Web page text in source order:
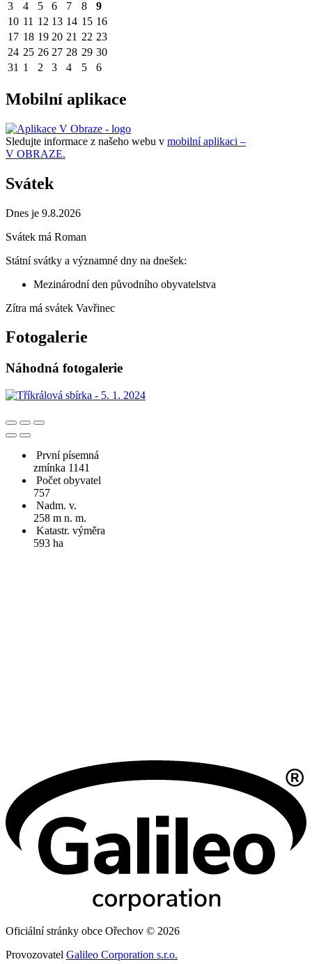
3
4 5 6 7 8
9
10 11 12 13 14 15 16
17 18 19 20 21 22 23
24 25 26 27 28 29 30
31 1 2 3 4 5 6
Mobilní aplikace
Sledujte informace z našeho webu v mobilní aplikaci –
V OBRAZE.
Svátek
Dnes je 9.8.2026
Svátek má Roman
Státní svátky a významné dny na dnešek:
Mezinárodní den původního obyvatelstva
Zítra má svátek Vavřinec
Fotogalerie
Náhodná fotogalerie
První písemná
zmínka 1141
Počet obyvatel
757
Nadm. v.
258 m n. m.
Katastr. výměra
593 ha
Oficiální stránky obce Ořechov © 2026
Provozovatel Galileo Corporation s.r.o.